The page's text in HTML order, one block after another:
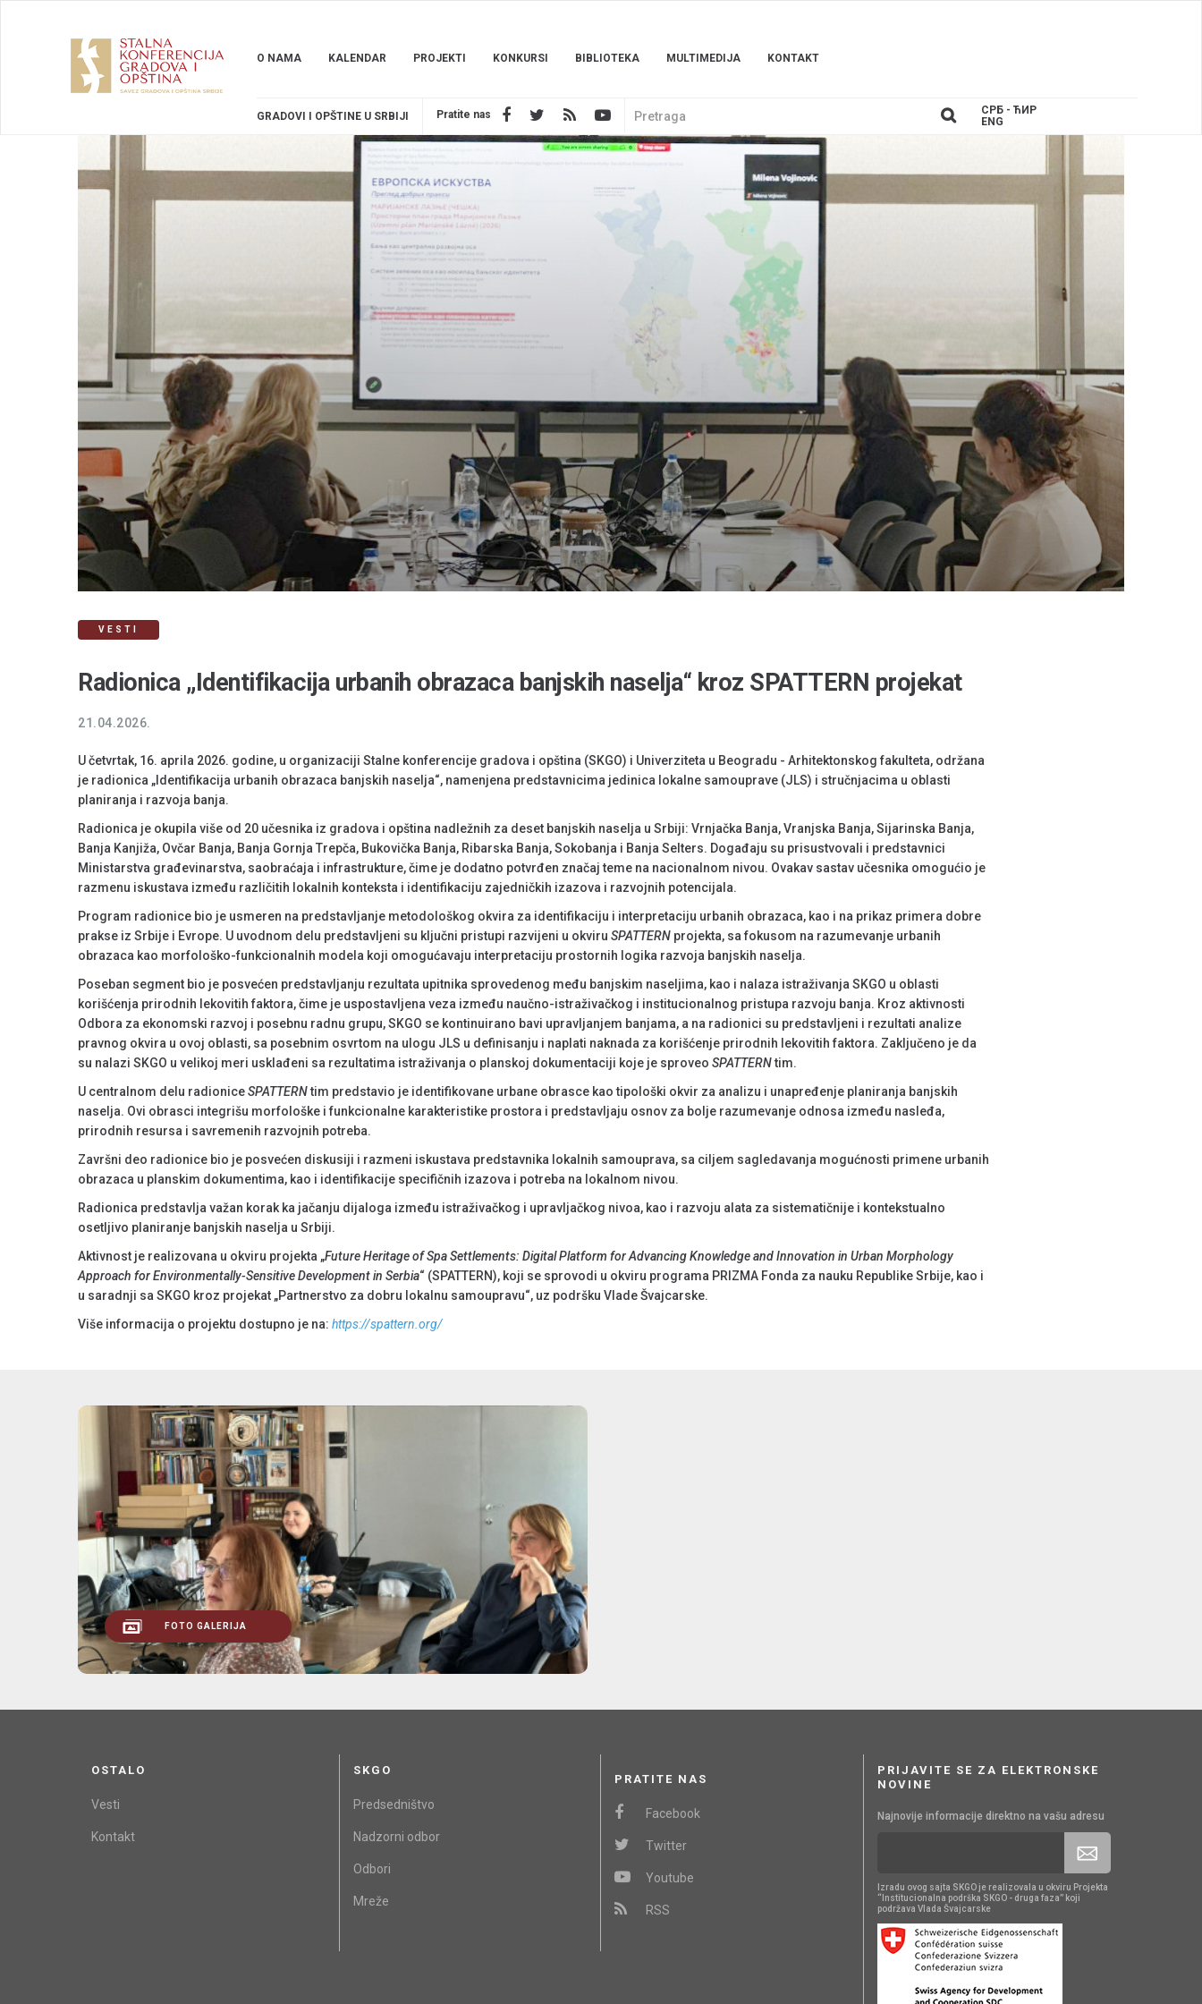
O NAMA KALENDAR PROJEKTI KONKURSI BIBLIOTEKA MULTIMEDIJA KONTAKT
GRADOVI I OPŠTINE U SRBIJI Pratite nas
СРБ - ЋИР
ENG
VESTI
Radionica „Identifikacija urbanih obrazaca banjskih naselja“ kroz SPATTERN projekat
21.04.2026.
U četvrtak, 16. aprila 2026. godine, u organizaciji Stalne konferencije gradova i opština (SKGO) i Univerziteta u Beogradu - Arhitektonskog fakulteta, održana
je radionica „Identifikacija urbanih obrazaca banjskih naselja“, namenjena predstavnicima jedinica lokalne samouprave (JLS) i stručnjacima u oblasti
planiranja i razvoja banja.
Radionica je okupila više od 20 učesnika iz gradova i opština nadležnih za deset banjskih naselja u Srbiji: Vrnjačka Banja, Vranjska Banja, Sijarinska Banja,
Banja Kanjiža, Ovčar Banja, Banja Gornja Trepča, Bukovička Banja, Ribarska Banja, Sokobanja i Banja Selters. Događaju su prisustvovali i predstavnici
Ministarstva građevinarstva, saobraćaja i infrastrukture, čime je dodatno potvrđen značaj teme na nacionalnom nivou. Ovakav sastav učesnika omogućio je
razmenu iskustava između različitih lokalnih konteksta i identifikaciju zajedničkih izazova i razvojnih potencijala.
Program radionice bio je usmeren na predstavljanje metodološkog okvira za identifikaciju i interpretaciju urbanih obrazaca, kao i na prikaz primera dobre
prakse iz Srbije i Evrope. U uvodnom delu predstavljeni su ključni pristupi razvijeni u okviru SPATTERN projekta, sa fokusom na razumevanje urbanih
obrazaca kao morfološko-funkcionalnih modela koji omogućavaju interpretaciju prostornih logika razvoja banjskih naselja.
Poseban segment bio je posvećen predstavljanju rezultata upitnika sprovedenog među banjskim naseljima, kao i nalaza istraživanja SKGO u oblasti
korišćenja prirodnih lekovitih faktora, čime je uspostavljena veza između naučno-istraživačkog i institucionalnog pristupa razvoju banja. Kroz aktivnosti
Odbora za ekonomski razvoj i posebnu radnu grupu, SKGO se kontinuirano bavi upravljanjem banjama, a na radionici su predstavljeni i rezultati analize
pravnog okvira u ovoj oblasti, sa posebnim osvrtom na ulogu JLS u definisanju i naplati naknada za korišćenje prirodnih lekovitih faktora. Zaključeno je da
su nalazi SKGO u velikoj meri usklađeni sa rezultatima istraživanja o planskoj dokumentaciji koje je sproveo SPATTERNtim.
U centralnom delu radioniceSPATTERNtim predstavio je identifikovane urbane obrasce kao tipološki okvir za analizu i unapređenje planiranja banjskih
naselja. Ovi obrasci integrišu morfološke i funkcionalne karakteristike prostora i predstavljaju osnov za bolje razumevanje odnosa između nasleđa,
prirodnih resursa i savremenih razvojnih potreba.
Završni deo radionice bio je posvećen diskusiji i razmeni iskustava predstavnika lokalnih samouprava, sa ciljem sagledavanja mogućnosti primene urbanih
obrazaca u planskim dokumentima, kao i identifikacije specifičnih izazova i potreba na lokalnom nivou.
Radionica predstavlja važan korak ka jačanju dijaloga između istraživačkog i upravljačkog nivoa, kao i razvoju alata za sistematičnije i kontekstualno
osetljivo planiranje banjskih naselja u Srbiji.
Aktivnost je realizovana u okviru projekta „Future Heritage of Spa Settlements: Digital Platform for Advancing Knowledge and Innovation in Urban Morphology
Approach for Environmentally-Sensitive Development in Serbia“ (SPATTERN), koji se sprovodi u okviru programa PRIZMA Fonda za nauku Republike Srbije, kao i
u saradnji sa SKGO kroz projekat „Partnerstvo za dobru lokalnu samoupravu“, uz podršku Vlade Švajcarske.
Više informacija o projektu dostupno je na: https://spattern.org/
FOTO GALERIJA
OSTALO
Vesti
Kontakt
SKGO
Predsedništvo
Nadzorni odbor
Odbori
Mreže
PRIJAVITE SE ZA ELEKTRONSKE
NOVINE
Najnovije informacije direktno na vašu adresu
Izradu ovog sajta SKGO je realizovala u okviru Projekta
“Institucionalna podrška SKGO - druga faza” koji
podržava Vlada Švajcarske
PRATITE NAS
Facebook
Twitter
Youtube
RSS